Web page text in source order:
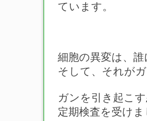
ています。
細胞の異変は、
そして、それが
ガンを引き起こ
定期検査を受け